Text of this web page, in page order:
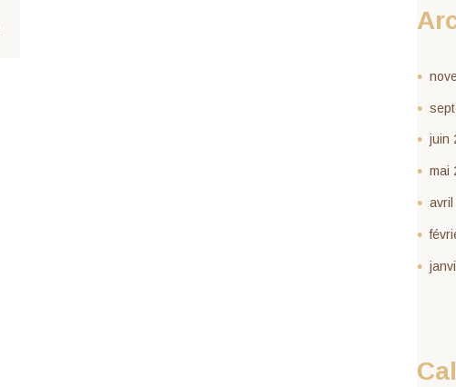
juin
mai
avril